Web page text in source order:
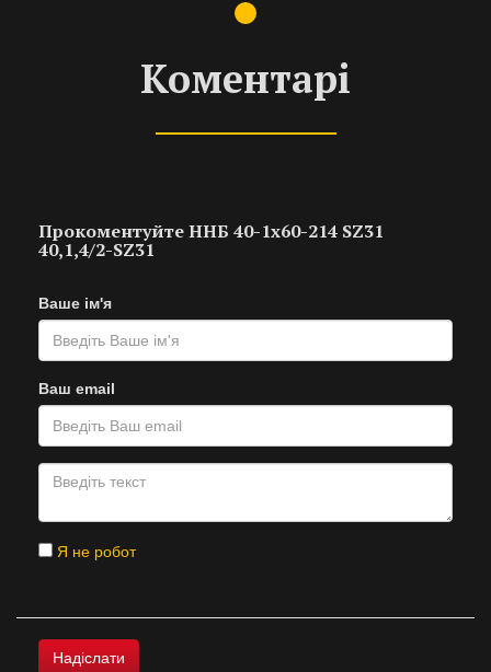
Коментарі
Прокоментуйте ННБ 40-1х60-214 SZ31
40,1,4/2-SZ31
Ваше ім'я
Ваш email
Я не робот